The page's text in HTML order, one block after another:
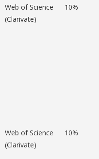
Web of Science
(Clarivate)
10%
Web of Science
(Clarivate)
10%